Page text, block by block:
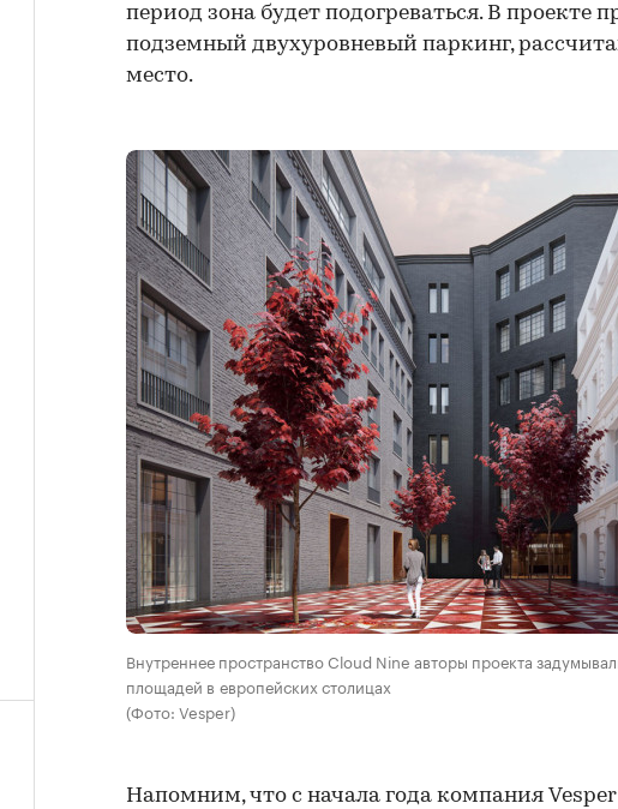
период зона будет подогреваться. В проекте
подземный двухуровневый паркинг,
место.
Внутреннее пространство Cloud Nine авторы проекта
площадей в европейских столицах
(Фото: Vesper)
Напомним, что с начала года компания